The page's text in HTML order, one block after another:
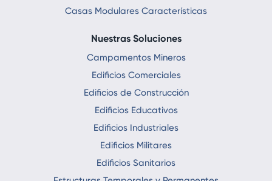
Casas Modulares Características
Nuestras Soluciones
Campamentos Mineros
Edificios Comerciales
Edificios de Construcción
Edificios Educativos
Edificios Industriales
Edificios Militares
Edificios Sanitarios